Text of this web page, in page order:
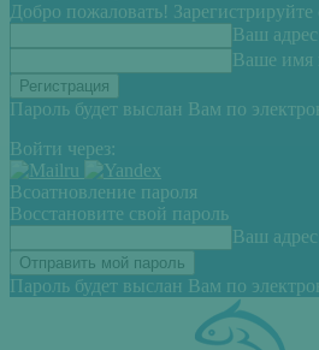
Добро пожаловать! Зарегистрируйте
Ваш
Ваше имя
Пароль будет выслан Вам по
Войти через:
Всоатновление пароля
Восстановите свой пароль
Ваш
Пароль будет выслан Вам по